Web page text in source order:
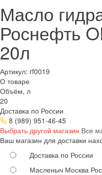
Масло
Роснефть
20л
Артикул: rf0019
О товаре
Объём, л
20
Доставка по России
8 (989) 951-46-45
Выбрать другой магазин Все
Ваш магазин для доставки
Доставка по России
Масленыч Москва